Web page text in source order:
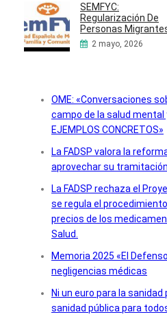
SEMFYC:
Regularización De
Personas
2 mayo, 2026
OME: «Conversaciones
campo de la salud mental
EJEMPLOS CONCRETOS»
La FADSP valora la
aprovechar su
La FADSP rechaza el
se regula el
precios de los
Salud.
Memoria 2025 «El
negligencias médicas
Ni un euro para la
sanidad pública para